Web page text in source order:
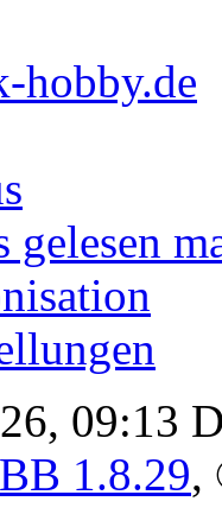
hobby.de
gelesen
09:13
1.8.29,